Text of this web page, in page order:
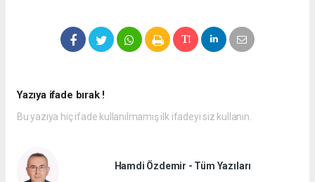
Yazıya ifade bırak !
Bu yazıya hiç ifade kullanılmamış ilk ifadeyi siz kullanın.
Hamdi Özdemir - Tüm Yazıları